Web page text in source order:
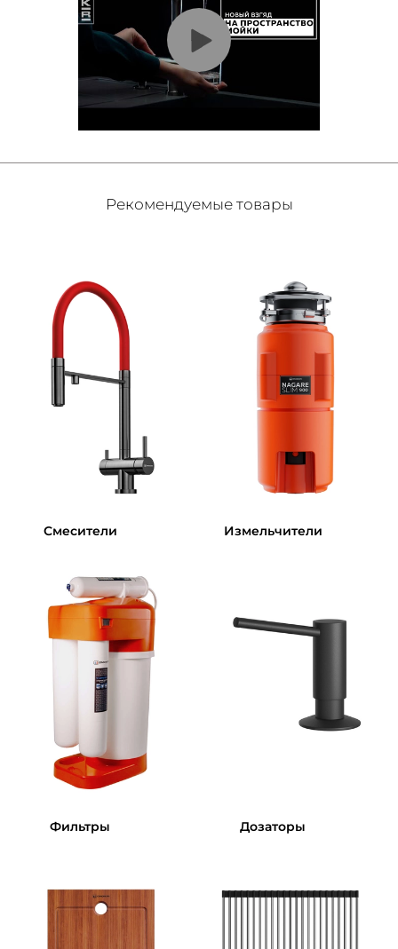
Рекомендуемые товары
Смесители Измельчители
Фильтры Дозаторы